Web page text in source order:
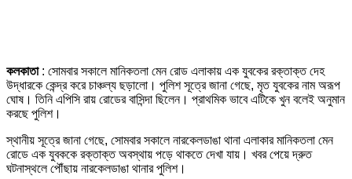
কলকাতা : সোমবার সকালে মানিকতলা মেন রোড এলাকায় এক যুবকের রক্তাক্ত দেহ
উদ্ধারকে কেন্দ্র করে চাঞ্চল্য ছড়ালো। পুলিশ সূত্রে জানা গেছে, মৃত যুবকের নাম অরূপ
ঘোষ। তিনি এপিসি রায় রোডের বাসিন্দা ছিলেন। প্রাথমিক ভাবে এটিকে খুন বলেই অনুমান
করছে পুলিশ।
স্থানীয় সূত্রে জানা গেছে, সোমবার সকালে নারকেলডাঙা থানা এলাকার মানিকতলা মেন
রোডে এক যুবককে রক্তাক্ত অবস্থায় পড়ে থাকতে দেখা যায়। খবর পেয়ে দ্রুত
ঘটনাস্থলে পৌঁছায় নারকেলডাঙা থানার পুলিশ।